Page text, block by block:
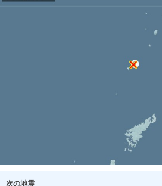
次の地震